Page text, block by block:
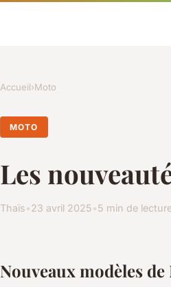
Accueil›Moto
MOTO
Les
Thaïs•23 avril 2025•5 min de
Nouveaux modèles